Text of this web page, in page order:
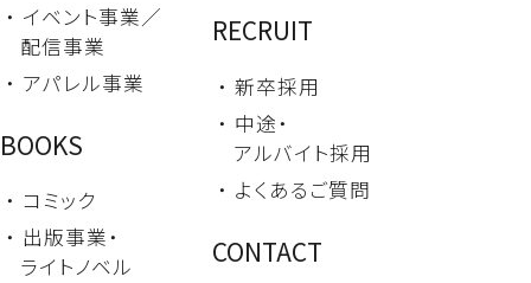
・ イベント事業／
配信事業
・ アパレル事業
BOOKS
・ コミック
・ 出版事業・
ライトノベル
RECRUIT
・ 新卒採用
・ 中途・
アルバイト採用
・ よくあるご質問
CONTACT